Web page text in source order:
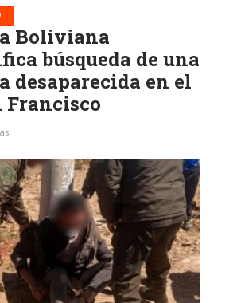
Boliviana
búsqueda de una
desaparecida en el
Francisco